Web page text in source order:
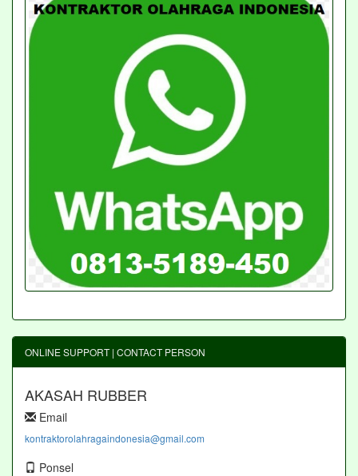
ONLINE SUPPORT | CONTACT PERSON
AKASAH RUBBER
Email
kontraktorolahragaindonesia@gmail.com
Ponsel